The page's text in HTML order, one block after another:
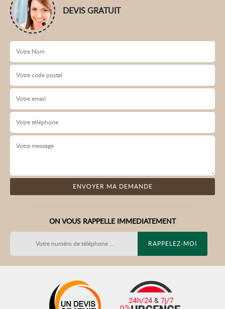
DEVIS GRATUIT
ON VOUS RAPPELLE IMMEDIATEMENT